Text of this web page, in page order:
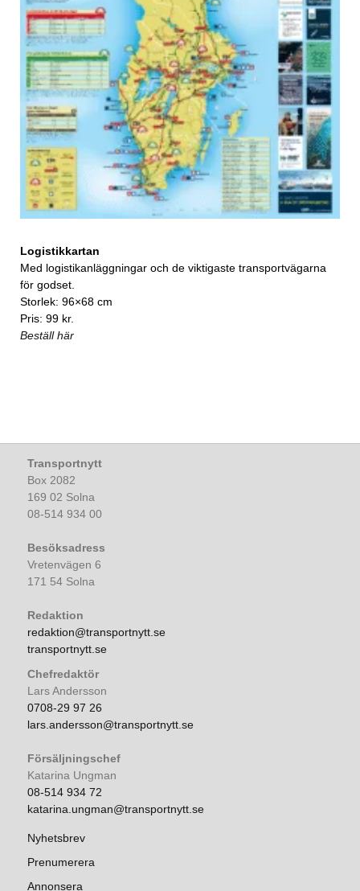
Logistikkartan
Med logistikanläggningar och de viktigaste transportvägarna
för godset.
Storlek: 96×68 cm
Pris: 99 kr.
Beställ här
Transportnytt
Box 2082
169 02 Solna
08-514 934 00
Besöksadress
Vretenvägen 6
171 54 Solna
Redaktion
redaktion@transportnytt.se
transportnytt.se
Chefredaktör
Lars Andersson
0708-29 97 26
lars.andersson@transportnytt.se
Försäljningschef
Katarina Ungman
08-514 934 72
katarina.ungman@transportnytt.se
Nyhetsbrev
Prenumerera
Annonsera